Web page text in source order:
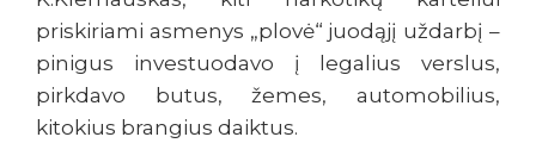
priskiriami asmenys „plovė“ juodąjį uždarbį –
pinigus investuodavo į legalius verslus,
pirkdavo butus, žemes, automobilius,
kitokius brangius daiktus.